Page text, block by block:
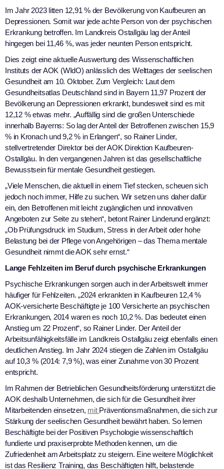
Im Jahr 2023 litten 12,91 % der Bevölkerung von Kaufbeuren an
Depressionen. Somit war jede achte Person von der psychischen
Erkrankung betroffen. Im Landkreis Ostallgäu lag der Anteil
hingegen bei 11,46 %, was jeder neunten Person entspricht.
Dies zeigt eine aktuelle Auswertung des Wissenschaftlichen
Instituts der AOK (WIdO) anlässlich des Welttages der seelischen
Gesundheit am 10. Oktober. Zum Vergleich: Laut dem
Gesundheitsatlas Deutschland sind in Bayern 11,97 Prozent der
Bevölkerung an Depressionen erkrankt, bundesweit sind es mit
12,12 % etwas mehr. „Auffällig sind die großen Unterschiede
innerhalb Bayerns: So lag der Anteil der Betroffenen zwischen 15,9
% in Kronach und 9,2 % in Erlangen“, so Rainer Linder,
stellvertretender Direktor bei der AOK Direktion Kaufbeuren-
Ostallgäu. In den vergangenen Jahren ist das gesellschaftliche
Bewusstsein für mentale Gesundheit gestiegen.
„Viele Menschen, die aktuell in einem Tief stecken, scheuen sich
jedoch noch immer, Hilfe zu suchen. Wir setzen uns daher dafür
ein, den Betroffenen mit leicht zugänglichen und innovativen
Angeboten zur Seite zu stehen“, betont Rainer Linderund ergänzt:
„Ob Prüfungsdruck im Studium, Stress in der Arbeit oder hohe
Belastung bei der Pflege von Angehörigen – das Thema mentale
Gesundheit nimmt die AOK sehr ernst.“
Lange Fehlzeiten im Beruf durch psychische Erkrankungen
Psychische Erkrankungen sorgen auch in der Arbeitswelt immer
häufiger für Fehlzeiten. „2024 erkrankten in Kaufbeuren 12,4 %
AOK-versicherte Beschäftigte je 100 Versicherte an psychischen
Erkrankungen, 2014 waren es noch 10,2 %. Das bedeutet einen
Anstieg um 22 Prozent“, so Rainer Linder. Der Anteil der
Arbeitsunfähigkeitsfälle im Landkreis Ostallgäu zeigt ebenfalls einen
deutlichen Anstieg. Im Jahr 2024 stiegen die Zahlen im Ostallgäu
auf 10,3 % (2014: 7,9 %), was einer Zunahme von 30 Prozent
entspricht.
Im Rahmen der Betrieblichen Gesundheitsförderung unterstützt die
AOK deshalb Unternehmen, die sich für die Gesundheit ihrer
Mitarbeitenden einsetzen, mit Präventionsmaßnahmen, die sich zur
Stärkung der seelischen Gesundheit bewährt haben. So lernen
Beschäftigte bei der Positiven Psychologie wissenschaftlich
fundierte und praxiserprobte Methoden kennen, um die
Zufriedenheit am Arbeitsplatz zu steigern. Eine weitere Möglichkeit
ist das Resilienz Training, das Beschäftigten hilft, belastende